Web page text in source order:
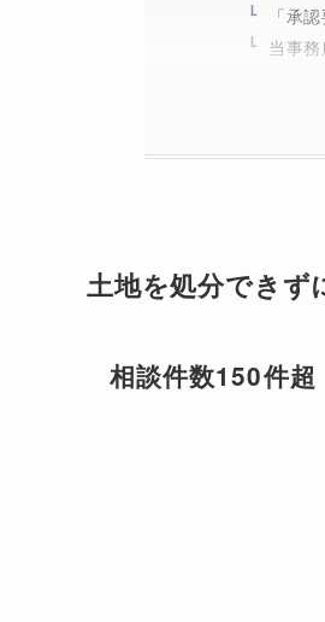
「承
当事
土地を処分できず
相談件数150件